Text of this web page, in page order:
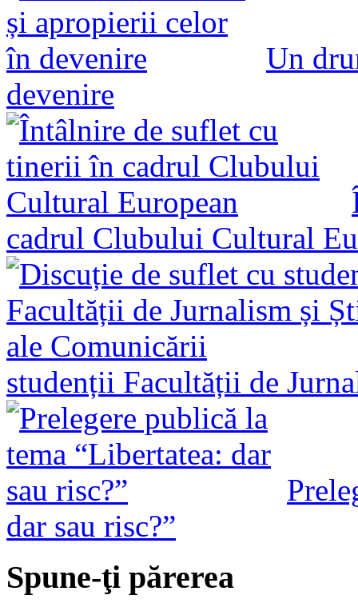
Un
devenire
cadrul Clubului Cultural
studenții Facultății de
dar sau risc?”
Spune-ţi părerea